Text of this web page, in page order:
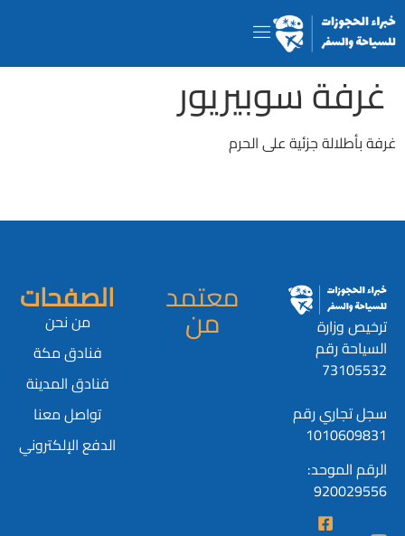
غرفة سوبيريور
غرفة بأطلالة جزئية على الحرم
ترخيص وزارة
السياحة رقم
73105532
سجل تجاري رقم
1010609831
الرقم الموحد:
920029556
معتمد
من
الصفحات
من نحن
فنادق مكة
فنادق المدينة
تواصل معنا
الدفع الإلكتروني